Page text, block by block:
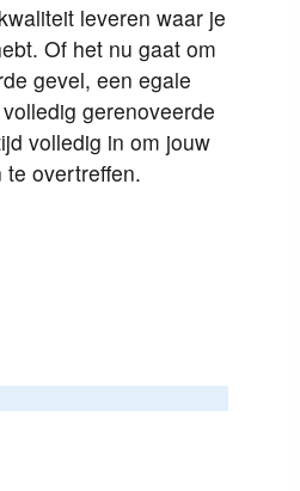
leveren waar je
Of het nu gaat om
gevel, een egale
gerenoveerde
volledig in om jouw
overtreffen.